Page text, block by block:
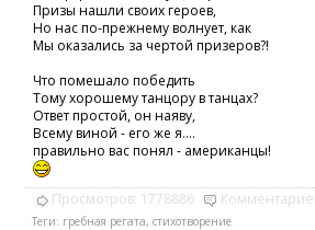
Призы нашли своих героев,
Но нас по-прежнему волнует, как
Мы оказались за чертой призеров?!
Что помешало победить
Тому хорошему танцору в танцах?
Ответ простой, он наяву,
Всему виной - его же я....
правильно вас понял - американцы!
Просмотров: 1778886
Теги: гребная регата, стихотворение